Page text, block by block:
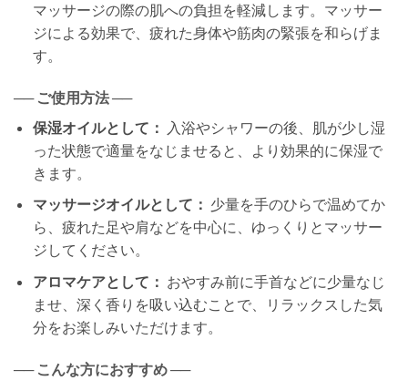
マッサージの際の肌への負担を軽減します。マッサー
ジによる効果で、疲れた身体や筋肉の緊張を和らげま
す。
── ご使用方法 ──
保湿オイルとして：
入浴やシャワーの後、肌が少し湿
った状態で適量をなじませると、より効果的に保湿で
きます。
マッサージオイルとして： 少量を手のひらで温めてか
ら、疲れた足や肩などを中心に、ゆっくりとマッサー
ジしてください。
アロマケアとして： おやすみ前に手首などに少量なじ
ませ、深く香りを吸い込むことで、リラックスした気
分をお楽しみいただけます。
── こんな方におすすめ ──